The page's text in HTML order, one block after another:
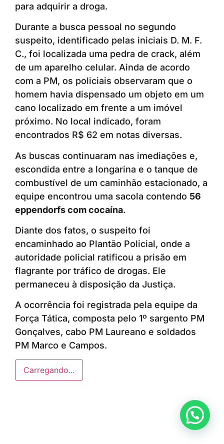
para adquirir a droga.
Durante a busca pessoal no segundo
suspeito, identificado pelas iniciais D. M. F.
C., foi localizada uma pedra de crack, além
de um aparelho celular. Ainda de acordo
com a PM, os policiais observaram que o
homem havia dispensado um objeto em um
cano localizado em frente a um imóvel
próximo. No local indicado, foram
encontrados R$ 62 em notas diversas.
As buscas continuaram nas imediações e,
escondida entre a longarina e o tanque de
combustível de um caminhão estacionado, a
equipe encontrou uma sacola contendo 56
eppendorfs com cocaína.
Diante dos fatos, o suspeito foi
encaminhado ao Plantão Policial, onde a
autoridade policial ratificou a prisão em
flagrante por tráfico de drogas. Ele
permaneceu à disposição da Justiça.
A ocorrência foi registrada pela equipe da
Força Tática, composta pelo 1º sargento PM
Gonçalves, cabo PM Laureano e soldados
PM Marco e Campos.
Carregando...